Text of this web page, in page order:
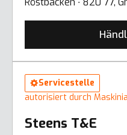
Servicestelle
autorisiert durch
Steens T&E